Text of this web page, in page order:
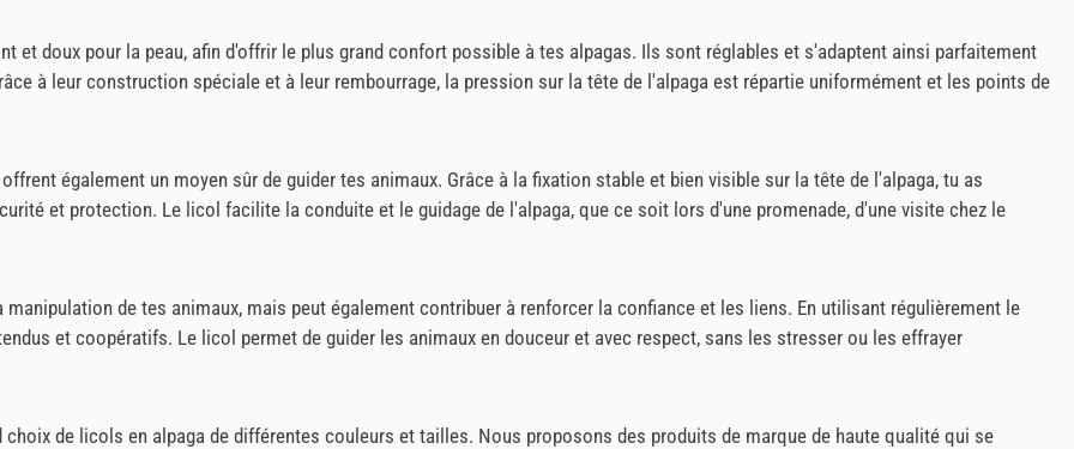
et doux pour la peau, afin d'offrir le plus grand confort possible à tes alpagas. Ils sont réglables et s'adaptent ainsi parfaitement
à leur construction spéciale et à leur rembourrage, la pression sur la tête de l'alpaga est répartie uniformément et les points de
également un moyen sûr de guider tes animaux. Grâce à la fixation stable et bien visible sur la tête de l'alpaga, tu as
et protection. Le licol facilite la conduite et le guidage de l'alpaga, que ce soit lors d'une promenade, d'une visite chez le
de tes animaux, mais peut également contribuer à renforcer la confiance et les liens. En utilisant régulièrement le
et coopératifs. Le licol permet de guider les animaux en douceur et avec respect, sans les stresser ou les effrayer
de licols en alpaga de différentes couleurs et tailles. Nous proposons des produits de marque de haute qualité qui se